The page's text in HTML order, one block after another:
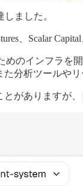
ました。
、Scalar
めのインフラを
分析ツールや
がありますが